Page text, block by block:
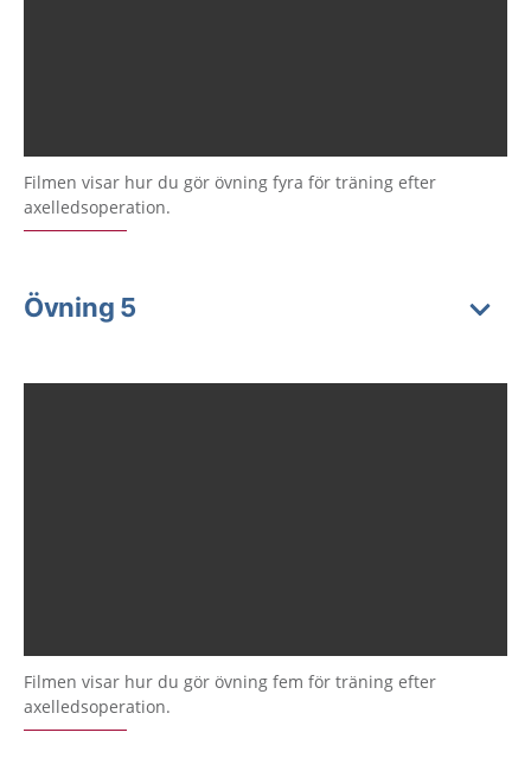
Filmen visar hur du gör övning fyra för träning efter
axelledsoperation.
Övning 5
Filmen visar hur du gör övning fem för träning efter
axelledsoperation.